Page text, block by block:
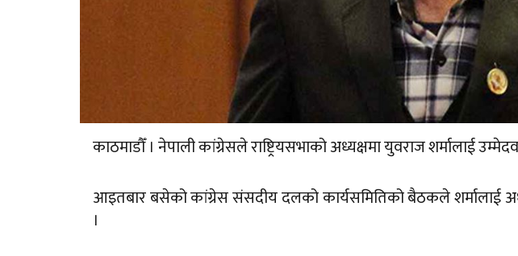
काठमाडौँ । नेपाली कांग्रेसले राष्ट्रियसभाको अध्यक्षमा युवराज शर्मालाई
आइतबार बसेको कांग्रेस संसदीय दलको कार्यसमितिको बैठकले शर्मालाई
।